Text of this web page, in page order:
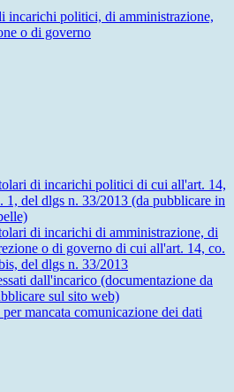
incarichi politici, di amministrazione,
o di governo
di incarichi politici di cui all'art. 14,
1, del dlgs n. 33/2013 (da pubblicare in
di incarichi di amministrazione, di
o di governo di cui all'art. 14, co.
del dlgs n. 33/2013
dall'incarico (documentazione da
sul sito web)
mancata comunicazione dei dati